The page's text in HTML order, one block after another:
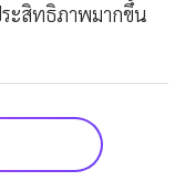
ระสิทธิภาพมากขึ้น